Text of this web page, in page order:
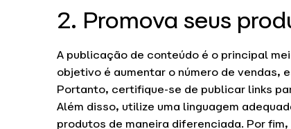
2. Promova seus
A publicação de conteúdo é o principal
objetivo é aumentar o número de vendas,
Portanto, certifique-se de publicar links
Além disso, utilize uma linguagem
produtos de maneira diferenciada. Por